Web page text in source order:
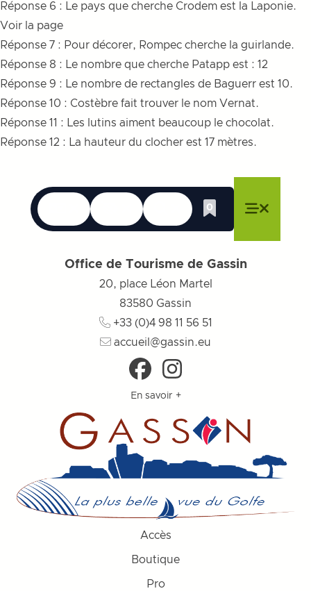
Réponse 6 : Le pays que cherche Crodem est la Laponie.
Voir la page
Réponse 7 : Pour décorer, Rompec cherche la guirlande.
Réponse 8 : Le nombre que cherche Patapp est : 12
Réponse 9 : Le nombre de rectangles de Baguerr est 10.
Réponse 10 : Costèbre fait trouver le nom Vernat.
Réponse 11 : Les lutins aiment beaucoup le chocolat.
Réponse 12 : La hauteur du clocher est 17 mètres.
Langues
Fermer le menu
Accessibilité
Fermer le menu
Recherche
Fermer le menu
0
Liste de
Office de Tourisme de Gassin
20, place Léon Martel
83580 Gassin
+33 (0)4 98 11 56 51
accueil@gassin.eu
En savoir +
Accès
Boutique
Pro